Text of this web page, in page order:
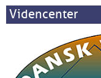
Videncenter